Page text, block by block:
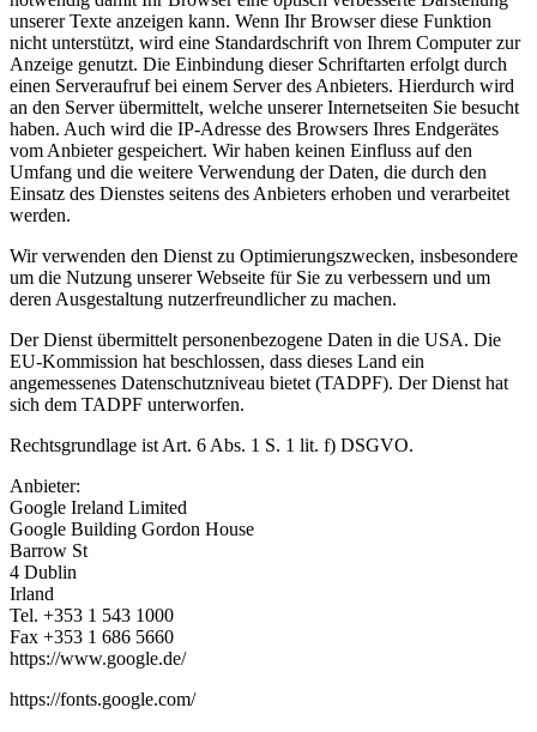
unserer Texte anzeigen kann. Wenn Ihr Browser diese Funktion
nicht unterstützt, wird eine Standardschrift von Ihrem Computer zur
Anzeige genutzt. Die Einbindung dieser Schriftarten erfolgt durch
einen Serveraufruf bei einem Server des Anbieters. Hierdurch wird
an den Server übermittelt, welche unserer Internetseiten Sie besucht
haben. Auch wird die IP-Adresse des Browsers Ihres Endgerätes
vom Anbieter gespeichert. Wir haben keinen Einfluss auf den
Umfang und die weitere Verwendung der Daten, die durch den
Einsatz des Dienstes seitens des Anbieters erhoben und verarbeitet
werden.
Wir verwenden den Dienst zu Optimierungszwecken, insbesondere
um die Nutzung unserer Webseite für Sie zu verbessern und um
deren Ausgestaltung nutzerfreundlicher zu machen.
Der Dienst übermittelt personenbezogene Daten in die USA. Die
EU-Kommission hat beschlossen, dass dieses Land ein
angemessenes Datenschutzniveau bietet (TADPF). Der Dienst hat
sich dem TADPF unterworfen.
Rechtsgrundlage ist Art. 6 Abs. 1 S. 1 lit. f) DSGVO.
Anbieter:
Google Ireland Limited
Google Building Gordon House
Barrow St
4 Dublin
Irland
Tel. +353 1 543 1000
Fax +353 1 686 5660
https://www.google.de/
https://fonts.google.com/